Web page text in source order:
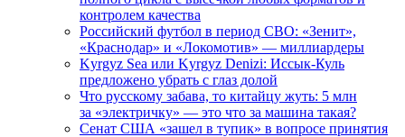
контролем качества
Российский футбол в период СВО: «Зенит»,
«Краснодар» и «Локомотив» — миллиардеры
Kyrgyz Sea или Kyrgyz Denizi: Иссык-Куль
предложено убрать с глаз долой
Что русскому забава, то китайцу жуть: 5 млн
за «электричку» — это что за машина такая?
Сенат США «зашел в тупик» в вопросе принятия